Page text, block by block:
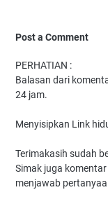
Post a Comment
PERHATIAN :
Balasan dari
24 jam.
Menyisipkan Link
Terimakasih sudah
Simak juga
menjawab